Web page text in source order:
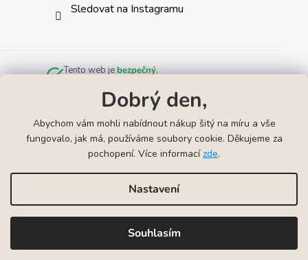
Dobrý den,
Abychom vám mohli nabídnout nákup šitý na míru a vše
fungovalo, jak má, používáme soubory cookie. Děkujeme za
pochopení. Více informacízde.
Nastavení
Souhlasím
Sledovat na Instagramu
Tento web jebezpečný.
Náhrdelníky k narození miminka
Náramky k narození
Vytvořil Shoptet
VYRYJTO | Gravírování šperků
práva vyhrazena.